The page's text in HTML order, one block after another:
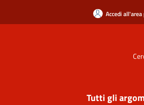
Accedi
Tutti gli